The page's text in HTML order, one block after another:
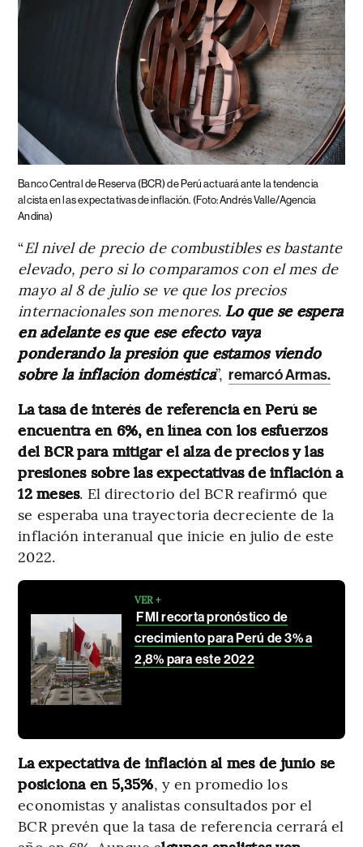
Banco Central de Reserva (BCR) de Perú actuará ante la tendencia
alcista en las expectativas de inflación. (Foto: Andrés Valle/Agencia
Andina)
“El nivel de precio de combustibles es bastante
elevado, pero si lo comparamos con el mes de
mayo al 8 de julio se ve que los precios
internacionales son menores. Lo que se espera
en adelante es que ese efecto vaya
ponderando la presión que estamos viendo
sobre la inflación doméstica”, remarcó Armas.
La tasa de interés de referencia en Perú se
encuentra en 6%, en línea con los esfuerzos
del BCR para mitigar el alza de precios y las
presiones sobre las expectativas de inflación a
12 meses. El directorio del BCR reafirmó que
se esperaba una trayectoria decreciente de la
inflación interanual que inicie en julio de este
2022.
VER +
FMI recorta pronóstico de
crecimiento para Perú de 3% a
2,8% para este 2022
La expectativa de inflación al mes de junio se
posiciona en 5,35%, y en promedio los
economistas y analistas consultados por el
BCR prevén que la tasa de referencia cerrará el